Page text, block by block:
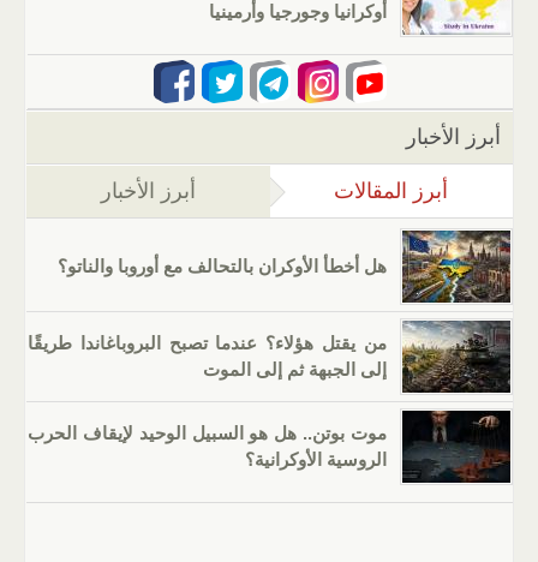
أوكرانيا وجورجيا وأرمينيا
أبرز الأخبار
أبرز المقالات (علامة التبويب النشطة)
أبرز الأخبار
هل أخطأ الأوكران بالتحالف مع أوروبا والناتو؟
من يقتل هؤلاء؟ عندما تصبح البروباغاندا طريقًا
إلى الجبهة ثم إلى الموت
موت بوتن.. هل هو السبيل الوحيد لإيقاف الحرب
الروسية الأوكرانية؟